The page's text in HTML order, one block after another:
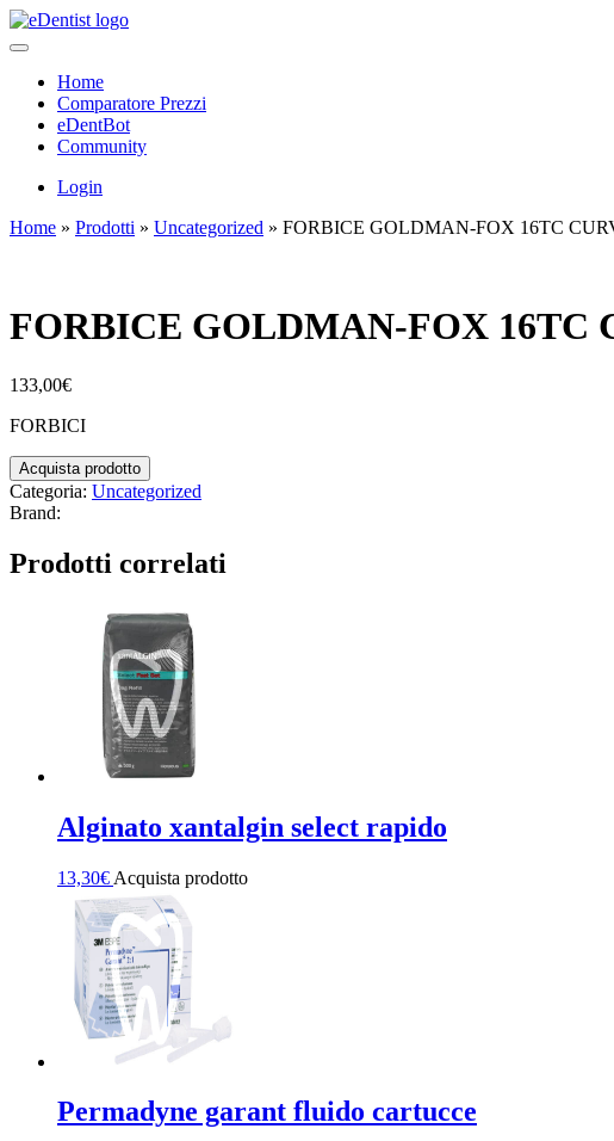
Home
Comparatore Prezzi
eDentBot
Community
Login
Home » Prodotti » Uncategorized » FORBICE GOLDMAN-FOX 16TC
FORBICE GOLDMAN-FOX 16TC
133,00€
FORBICI
Acquista prodotto
Categoria: Uncategorized
Brand:
Prodotti correlati
Alginato xantalgin select rapido
13,30€ Acquista prodotto
Permadyne garant fluido cartucce